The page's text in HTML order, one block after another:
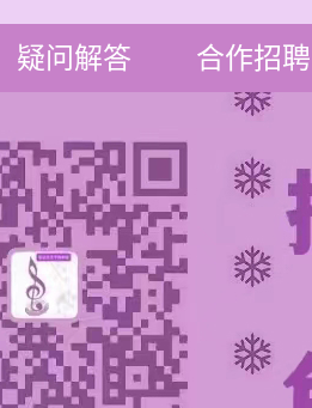
疑问解答 合作招聘